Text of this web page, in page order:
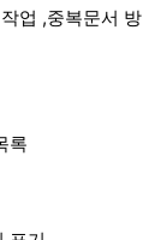
업 ,중복문서 방
록